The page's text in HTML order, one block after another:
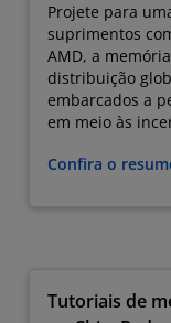
Projete para
suprimentos
AMD, a
distribuição
embarcados a
em meio às
Confira o
Tutoriais de